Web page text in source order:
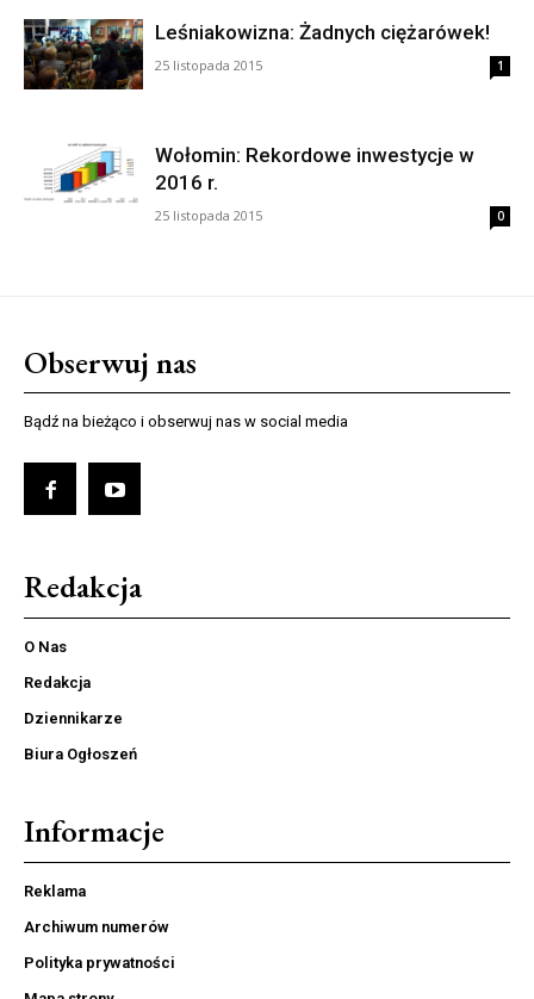
Leśniakowizna: Żadnych ciężarówek!
25 listopada 2015 1
Wołomin: Rekordowe inwestycje w
2016 r.
25 listopada 2015 0
Obserwuj nas
Bądź na bieżąco i obserwuj nas w social media
Redakcja
O Nas
Redakcja
Dziennikarze
Biura Ogłoszeń
Informacje
Reklama
Archiwum numerów
Polityka prywatności